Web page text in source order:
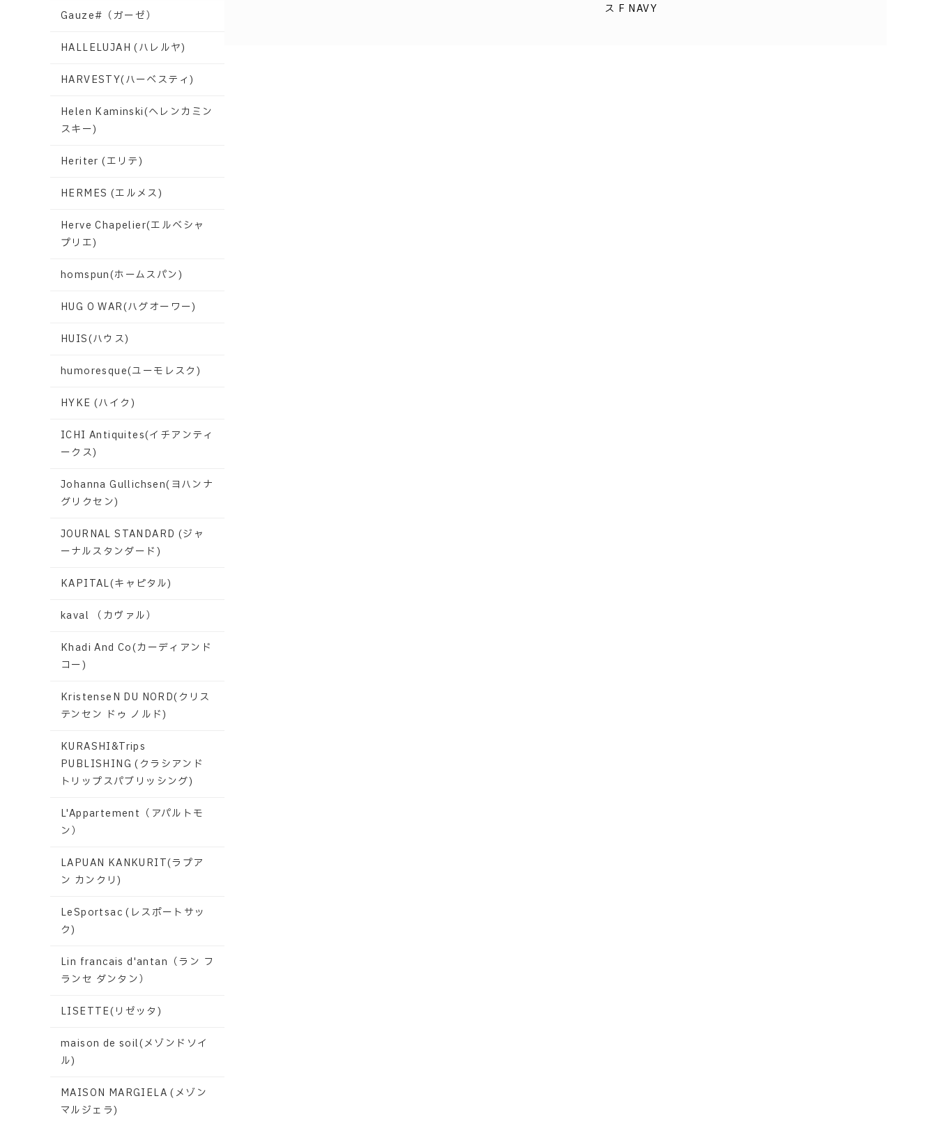
ス F NAVY
Gauze#（ガーゼ）
HALLELUJAH (ハレルヤ)
HARVESTY(ハーベスティ)
Helen Kaminski(ヘレンカミン
スキー)
Heriter (エリテ)
HERMES (エルメス)
Herve Chapelier(エルベシャ
プリエ)
homspun(ホームスパン)
HUG O WAR(ハグオーワー)
HUIS(ハウス)
humoresque(ユーモレスク)
HYKE (ハイク)
ICHI Antiquites(イチアンティ
ークス)
Johanna Gullichsen(ヨハンナ
グリクセン)
JOURNAL STANDARD (ジャ
ーナルスタンダード)
KAPITAL(キャピタル)
kaval （カヴァル）
Khadi And Co(カーディアンド
コー)
KristenseN DU NORD(クリス
テンセン ドゥ ノルド)
KURASHI&Trips
PUBLISHING (クラシアンド
トリップスパブリッシング)
L'Appartement（アパルトモ
ン）
LAPUAN KANKURIT(ラプア
ン カンクリ)
LeSportsac (レスポートサッ
ク)
Lin francais d'antan（ラン フ
ランセ ダンタン）
LISETTE(リゼッタ)
maison de soil(メゾンドソイ
ル)
MAISON MARGIELA (メゾン
マルジェラ)